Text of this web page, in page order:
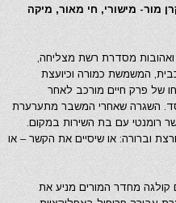
מור- מישורי, חי מאור, מיקה
ואהובות מסדרת רשת מצליחה,
המשמשת כמורה וכיועצת
של פרק חיים מורכב לאחר
השגרה שאחרי המשבר מתערערת
רומנטי עם בת השירות במקום.
וברורה: או שיסיים את הקשר – או
מחדר המורים מניע את